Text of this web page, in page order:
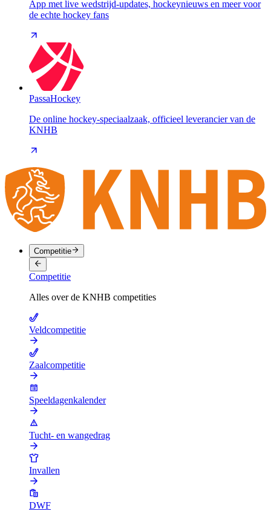
App met live wedstrijd-updates, hockeynieuws en meer voor
de echte hockey fans
PassaHockey
De online hockey-speciaalzaak, officieel leverancier van de
KNHB
Competitie
Competitie
Alles over de KNHB competities
Veldcompetitie
Zaalcompetitie
Speeldagenkalender
Tucht- en wangedrag
Invallen
DWF